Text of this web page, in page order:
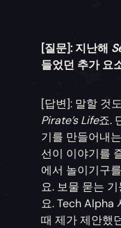
[질문]: 지난해
들었던 추가 요
[답변]: 말할 것
Pirate’s Life죠.
기를 만들어내
선이 이야기를
에서 놀이기구
요. 보물 묻는
요. Tech Alpha
때 제가 제안했